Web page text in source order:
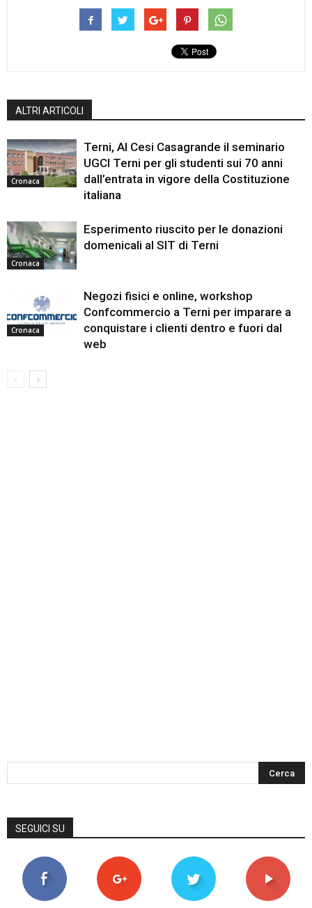
ALTRI ARTICOLI
Cronaca
Terni, Al Cesi Casagrande il seminario
UGCI Terni per gli studenti sui 70 anni
dall’entrata in vigore della Costituzione
italiana
Cronaca
Esperimento riuscito per le donazioni
domenicali al SIT di Terni
Cronaca
Negozi fisici e online, workshop
Confcommercio a Terni per imparare a
conquistare i clienti dentro e fuori dal
web
SEGUICI SU